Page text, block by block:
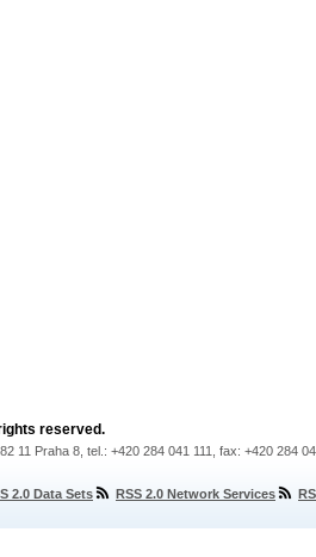
reserved.
11 Praha 8, tel.: +420 284 041 111, fax: +420 284
2.0 Data Sets RSS 2.0 Network Services